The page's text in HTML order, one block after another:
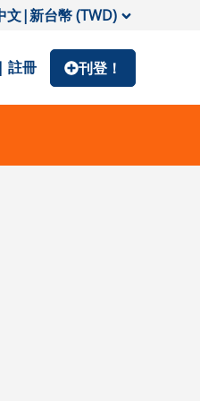
文|新台幣 (TWD)
註冊 刊登！